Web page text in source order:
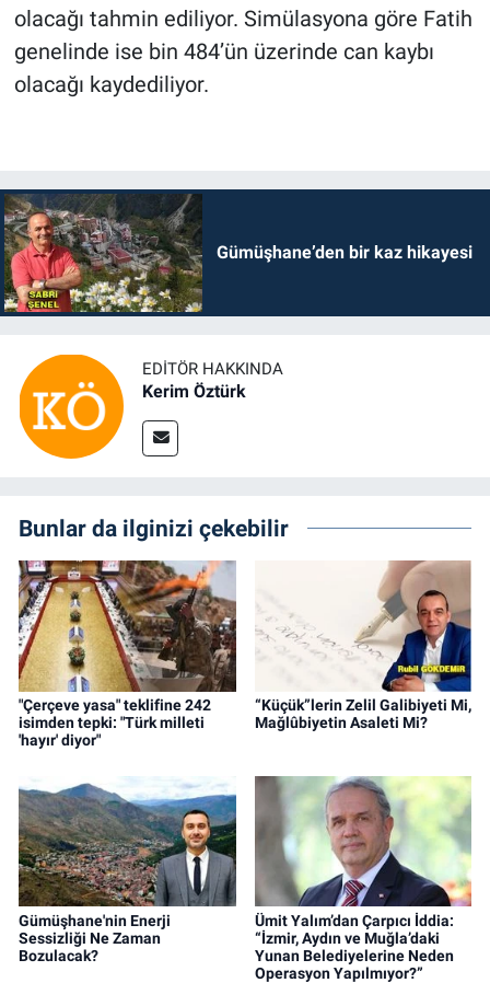
olacağı tahmin ediliyor. Simülasyona göre Fatih
genelinde ise bin 484’ün üzerinde can kaybı
olacağı kaydediliyor.
Gümüşhane’den bir kaz hikayesi
EDITÖR HAKKINDA
Kerim Öztürk
Bunlar da ilginizi çekebilir
"Çerçeve yasa" teklifine 242
isimden tepki: "Türk milleti
'hayır' diyor"
“Küçük”lerin Zelil Galibiyeti Mi,
Mağlûbiyetin Asaleti Mi?
Gümüşhane'nin Enerji
Sessizliği Ne Zaman
Bozulacak?
Ümit Yalım’dan Çarpıcı İddia:
“İzmir, Aydın ve Muğla’daki
Yunan Belediyelerine Neden
Operasyon Yapılmıyor?”